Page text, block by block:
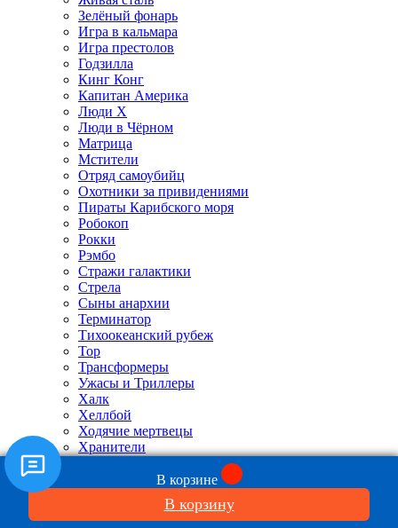
В корзине
В корзину
Зелёный фонарь
Игра в кальмара
Игра престолов
Годзилла
Кинг Конг
Капитан Америка
Люди X
Люди в Чёрном
Матрица
Мстители
Отряд самоубийц
Охотники за привидениями
Пираты Карибского моря
Робокоп
Рокки
Рэмбо
Стражи галактики
Стрела
Сыны анархии
Терминатор
Тихоокеанский рубеж
Тор
Трансформеры
Ужасы и Триллеры
Халк
Хеллбой
Ходячие мертвецы
Хранители
Супермен Человек из стали
Человек муравей
Чужой и Хищник